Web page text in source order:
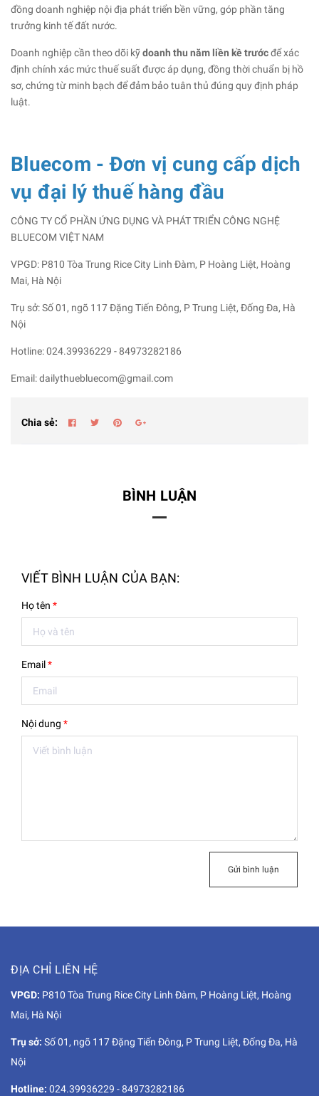
đồng doanh nghiệp nội địa phát triển bền vững, góp phần tăng
trưởng kinh tế đất nước.
Doanh nghiệp cần theo dõi kỹ doanh thu năm liền kề trướcđể xác
định chính xác mức thuế suất được áp dụng, đồng thời chuẩn bị hồ
sơ, chứng từ minh bạch để đảm bảo tuân thủ đúng quy định pháp
luật.
Bluecom - Đơn vị cung cấp dịch
vụ đại lý thuế hàng đầu
CÔNG TY CỔ PHẦN ỨNG DỤNG VÀ PHÁT TRIỂN CÔNG NGHỆ
BLUECOM VIỆT NAM
VPGD: P810 Tòa Trung Rice City Linh Đàm, P Hoàng Liệt, Hoàng
Mai, Hà Nội
Trụ sở: Số 01, ngõ 117 Đặng Tiến Đông, P Trung Liệt, Đống Đa, Hà
Nội
Hotline: 024.39936229 - 84973282186
Email: dailythuebluecom@gmail.com
Chia sẻ:
BÌNH LUẬN
VIẾT BÌNH LUẬN CỦA BẠN:
Họ tên *
Email*
Nội dung *
Gửi bình luận
ĐỊA CHỈ LIÊN HỆ
VPGD: P810 Tòa Trung Rice City Linh Đàm, P Hoàng Liệt, Hoàng
Mai, Hà Nội
Trụ sở: Số 01, ngõ 117 Đặng Tiến Đông, P Trung Liệt, Đống Đa, Hà
Nội
Hotline: 024.39936229 -84973282186